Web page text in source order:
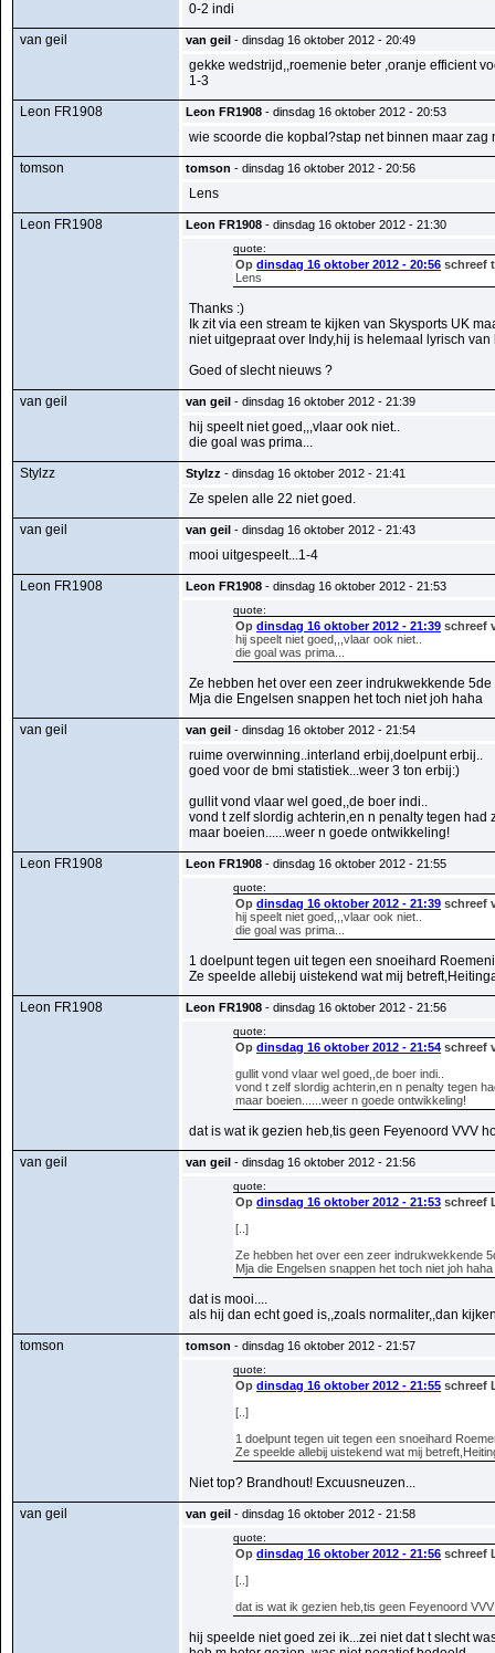
0-2 indi
van geil
van geil - dinsdag 16 oktober 2012 - 20:49
gekke wedstrijd,,roemenie beter ,oranje efficient
1-3
Leon FR1908
Leon FR1908 - dinsdag 16 oktober 2012 - 20:53
wie scoorde die kopbal?stap net binnen maar zag
tomson
tomson - dinsdag 16 oktober 2012 - 20:56
Lens
Leon FR1908
Leon FR1908 - dinsdag 16 oktober 2012 - 21:30
quote:
Op dinsdag 16 oktober 2012 - 20:56 schreef
Lens
Thanks :)
Ik zit via een stream te kijken van Skysports UK
niet uitgepraat over Indy,hij is helemaal lyrisch
Goed of slecht nieuws ?
van geil
van geil - dinsdag 16 oktober 2012 - 21:39
hij speelt niet goed,,,vlaar ook niet..
die goal was prima...
Stylzz
Stylzz - dinsdag 16 oktober 2012 - 21:41
Ze spelen alle 22 niet goed.
van geil
van geil - dinsdag 16 oktober 2012 - 21:43
mooi uitgespeelt...1-4
Leon FR1908
Leon FR1908 - dinsdag 16 oktober 2012 - 21:53
quote:
Op dinsdag 16 oktober 2012 - 21:39 schreef
hij speelt niet goed,,,vlaar ook niet..
die goal was prima...
Ze hebben het over een zeer indrukwekkende 5de
Mja die Engelsen snappen het toch niet joh haha
van geil
van geil - dinsdag 16 oktober 2012 - 21:54
ruime overwinning..interland erbij,doelpunt erbij..
goed voor de bmi statistiek...weer 3 ton erbij:)
gullit vond vlaar wel goed,,de boer indi..
vond t zelf slordig achterin,en n penalty tegen had
maar boeien......weer n goede ontwikkeling!
Leon FR1908
Leon FR1908 - dinsdag 16 oktober 2012 - 21:55
quote:
Op dinsdag 16 oktober 2012 - 21:39 schreef
hij speelt niet goed,,,vlaar ook niet..
die goal was prima...
1 doelpunt tegen uit tegen een snoeihard
Ze speelde allebij uistekend wat mij
Leon FR1908
Leon FR1908 - dinsdag 16 oktober 2012 - 21:56
quote:
Op dinsdag 16 oktober 2012 - 21:54 schreef
gullit vond vlaar wel goed,,de boer indi..
vond t zelf slordig achterin,en n penalty tegen
maar boeien......weer n goede ontwikkeling!
dat is wat ik gezien heb,tis geen Feyenoord VVV
van geil
van geil - dinsdag 16 oktober 2012 - 21:56
quote:
Op dinsdag 16 oktober 2012 - 21:53 schreef
[..]
Ze hebben het over een zeer indrukwekkende
Mja die Engelsen snappen het toch niet joh haha
dat is mooi....
als hij dan echt goed is,,zoals normaliter,,dan
tomson
tomson - dinsdag 16 oktober 2012 - 21:57
quote:
Op dinsdag 16 oktober 2012 - 21:55 schreef
[..]
1 doelpunt tegen uit tegen een snoeihard
Ze speelde allebij uistekend wat mij
Niet top? Brandhout! Excuusneuzen...
van geil
van geil - dinsdag 16 oktober 2012 - 21:58
quote:
Op dinsdag 16 oktober 2012 - 21:56 schreef
[..]
dat is wat ik gezien heb,tis geen Feyenoord
hij speelde niet goed zei ik...zei niet dat t slecht